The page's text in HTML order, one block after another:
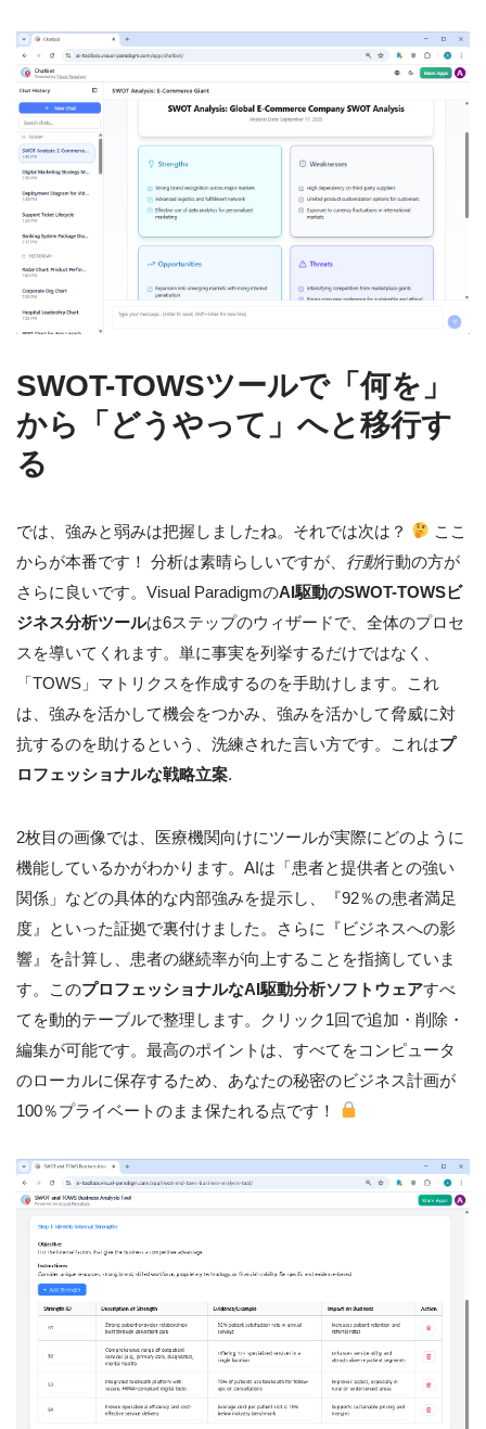
SWOT-TOWSツールで「何を」
から「どうやって」へと移行す
る
では、強みと弱みは把握しましたね。それでは次は？
ここ
からが本番です！ 分析は素晴らしいですが、 行動行動の方が
さらに良いです。Visual ParadigmのAI駆動のSWOT-TOWSビ
ジネス分析ツールは6ステップのウィザードで、全体のプロセ
スを導いてくれます。単に事実を列挙するだけではなく、
「TOWS」マトリクスを作成するのを手助けします。これ
は、強みを活かして機会をつかみ、強みを活かして脅威に対
抗するのを助けるという、洗練された言い方です。これはプ
ロフェッショナルな戦略立案.
2枚目の画像では、医療機関向けにツールが実際にどのように
機能しているかがわかります。AIは「患者と提供者との強い
関係」などの具体的な内部強みを提示し、『92％の患者満足
度』といった証拠で裏付けました。さらに『ビジネスへの影
響』を計算し、患者の継続率が向上することを指摘していま
す。このプロフェッショナルなAI駆動分析ソフトウェアすべ
てを動的テーブルで整理します。クリック1回で追加・削除・
編集が可能です。最高のポイントは、すべてをコンピュータ
のローカルに保存するため、あなたの秘密のビジネス計画が
100％プライベートのまま保たれる点です！